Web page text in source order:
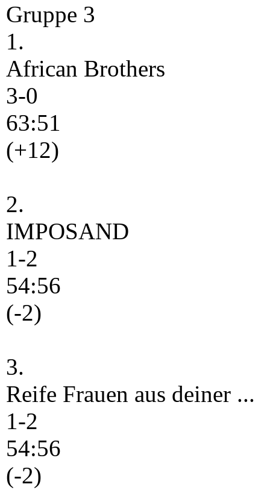
Gruppe 3
1.
African Brothers
3-0
63:51
(+12)
2.
IMPOSAND
1-2
54:56
(-2)
3.
Reife Frauen aus deiner ...
1-2
54:56
(-2)